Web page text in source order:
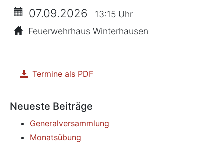
07.09.2026
13:15 Uhr
Feuerwehrhaus Winterhausen
Termine als PDF
Neueste Beiträge
Generalversammlung
Monatsübung